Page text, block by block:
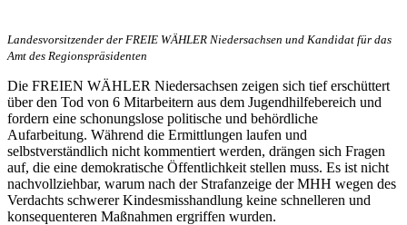
Landesvorsitzender der FREIE WÄHLER Niedersachsen und Kandidat für das
Amt des Regionspräsidenten
Die FREIEN WÄHLER Niedersachsen zeigen sich tief erschüttert
über den Tod von 6 Mitarbeitern aus dem Jugendhilfebereich und
fordern eine schonungslose politische und behördliche
Aufarbeitung. Während die Ermittlungen laufen und
selbstverständlich nicht kommentiert werden, drängen sich Fragen
auf, die eine demokratische Öffentlichkeit stellen muss. Es ist nicht
nachvollziehbar, warum nach der Strafanzeige der MHH wegen des
Verdachts schwerer Kindesmisshandlung keine schnelleren und
konsequenteren Maßnahmen ergriffen wurden.